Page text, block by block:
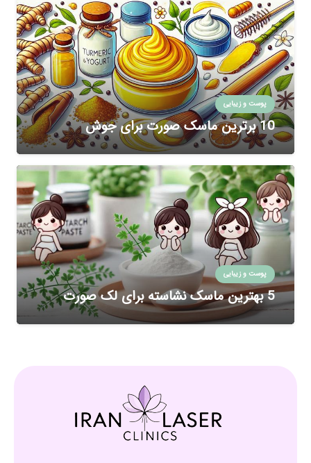
پوست و زیبایی
10 برترین ماسک صورت برای جوش
پوست و زیبایی
5 بهترین ماسک نشاسته برای لک صورت